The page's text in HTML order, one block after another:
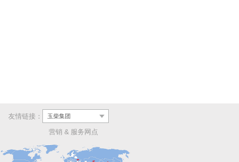
友情链接： 玉柴集团
营销 & 服务网点